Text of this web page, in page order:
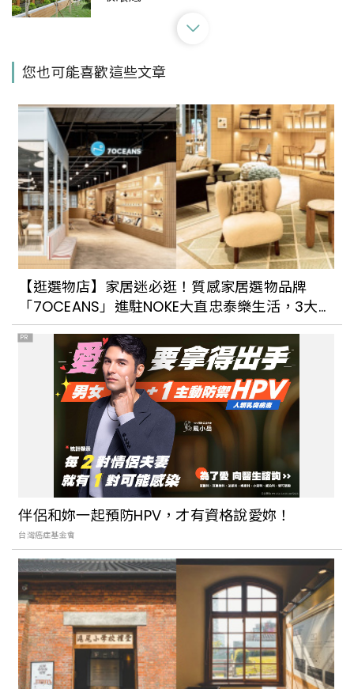
兔頭造型茶壺、金兔馬克杯全都可愛到
收藏
全台首間「社區共榮」星巴克在花蓮！和
平門市結合原住民藝術與在地文化產業，
打造充滿溫度的主題咖啡館
星巴克「台南文創門市」進駐台南市定古
蹟：復古紅磚搭配藍色窗花，彷彿走進時
間隧道裡
傳統市場裡也有星巴克？改建自電影院的
「韓國星巴克京東1960」：挑高空間搭配
階梯式座位，隨便拍都美翻天
全台3間最佳賞櫻星巴克門市推薦！邊喝咖
啡邊把八重櫻、三色櫻美景收進眼底
星巴克櫻花季新品登場！透明粉紫水杯、
漸層櫻花粉茶壺全都美翻天
您也可能喜歡這些文章
【逛選物店】家居迷必逛！質感家居選物品牌
「7OCEANS」進駐NOKE大直忠泰樂生活，3大亮
點總整理
PR
伴侶和妳一起預防HPV，才有資格說愛妳！
台灣癌症基金會